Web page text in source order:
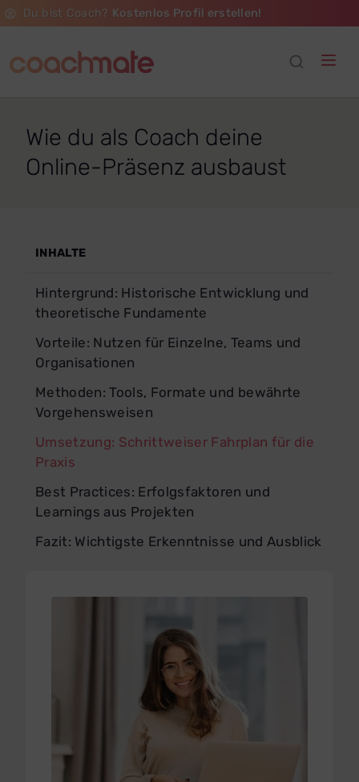
Du bist Coach? Kostenlos Profil erstellen!
Wie du als Coach deine
Online-Präsenz ausbaust
INHALTE
Hintergrund: Historische Entwicklung und
theoretische Fundamente
Vorteile: Nutzen für Einzelne, Teams und
Organisationen
Methoden: Tools, Formate und bewährte
Vorgehensweisen
Umsetzung: Schrittweiser Fahrplan für die
Praxis
Best Practices: Erfolgsfaktoren und
Learnings aus Projekten
Fazit: Wichtigste Erkenntnisse und Ausblick